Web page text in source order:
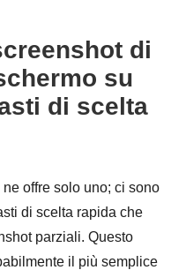
di
su
di scelta
offre solo uno; ci sono
di scelta rapida che
parziali. Questo
il più semplice